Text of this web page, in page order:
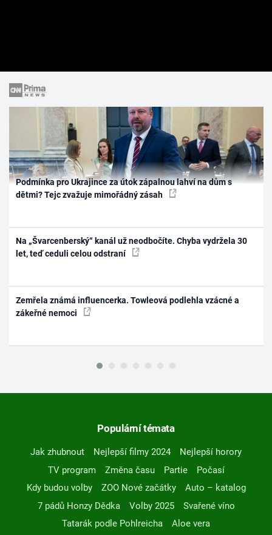
Podmínka pro Ukrajince za útok zápalnou lahví na dům s
dětmi? Tejc zvažuje mimořádný zásah
Na „Švarcenberský“ kanál už neodbočíte. Chyba vydržela 30
let, teď ceduli celou odstraní
Zemřela známá influencerka. Towleová podlehla vzácné a
zákeřné nemoci
Populární témata
Jak zhubnout Nejlepší filmy 2024
Nejlepší horory
TV program
Změna času Partie
Počasí
Kdy budou volby
ZOO Nové začátky
Auto – katalog
7 pádů Honzy Dědka
Volby 2025
Svařené víno
Tatarák podle Pohlreicha
Aloe vera